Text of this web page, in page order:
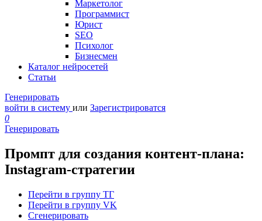
Маркетолог
Программист
Юрист
SEO
Психолог
Бизнесмен
Каталог нейросетей
Статьи
Генерировать
войти в систему или Зарегистрироватся
0
Генерировать
Промпт для создания контент-плана:
Instagram-стратегии
Перейти в группу ТГ
Перейти в группу VK
Сгенерировать